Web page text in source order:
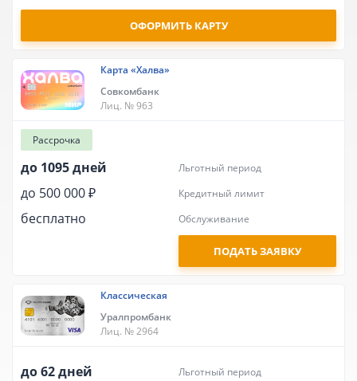
ОФОРМИТЬ КАРТУ
Карта «Халва»
Совкомбанк
Лиц. № 963
Рассрочка
до 1095 дней льготный период
до 500 000 ₽ кредитный лимит
бесплатно обслуживание
ПОДАТЬ ЗАЯВКУ
Классическая
Уралпромбанк
Лиц. № 2964
до 62 дней льготный период